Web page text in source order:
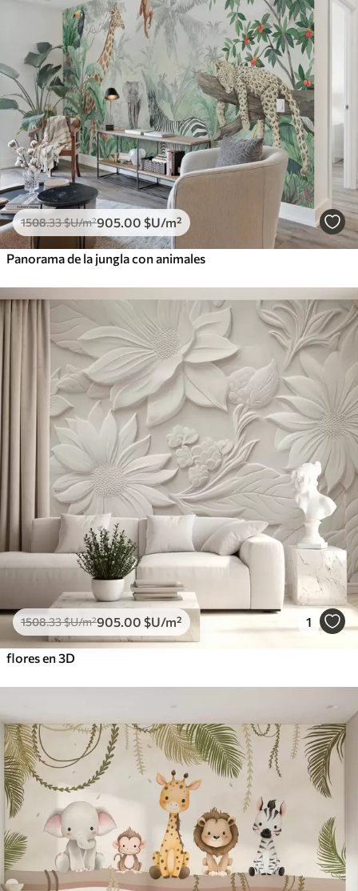
1508.33$U/m²905 .00 $U/m²
Panorama de la jungla con animales
1508.33$U/m²905 .00 $U/m² 1
flores en 3D